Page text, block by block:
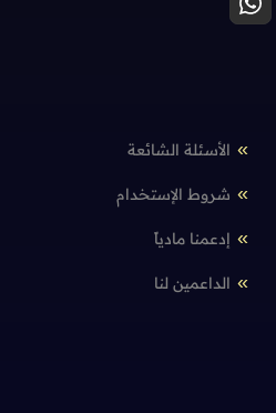
الأسئلة الشائعة
شروط الإستخدام
إدعمنا مادياً
الداعمين لنا